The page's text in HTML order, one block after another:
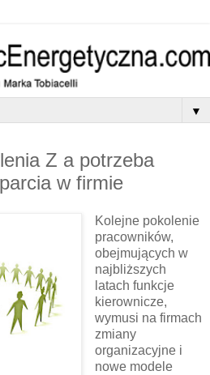
▼
Z a potrzeba
w firmie
Kolejne pokolenie
pracowników,
obejmujących w
najbliższych
latach funkcje
kierownicze,
wymusi na firmach
zmiany
organizacyjne i
nowe modele